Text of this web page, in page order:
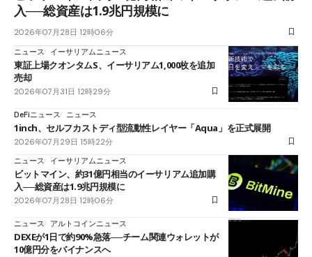
入──総資産は1.9兆円規模に
2026年07月28日 12時06分
ニュース
イーサリアムニュース
東証上場クオンタムS、イーサリアム1,000枚を追加
売却
2026年07月31日 12時29分
DeFiニュース ニュース
1inch、セルフカストディ型流動性レイヤー「Aqua」を正式展開
2026年07月29日 15時22分
ニュース
イーサリアムニュース
ビットマイン、約31億円相当のイーサリアム追加購
入──総資産は1.9兆円規模に
2026年07月28日 12時06分
ニュース アルトコインニュース
DEXEが1日で約90%急落──チーム関連ウォレットが
10億円分をバイナンスへ